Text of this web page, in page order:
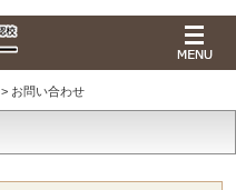
> お問い合わせ